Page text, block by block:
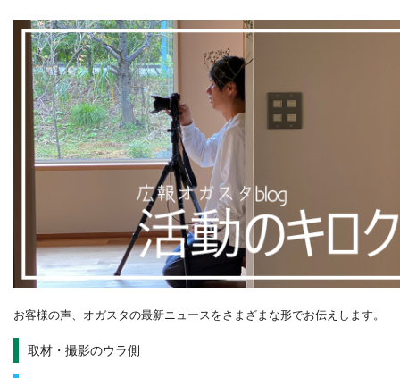
お客様の声、オガスタの最新ニュースをさまざまな形でお伝えします。
取材・撮影のウラ側